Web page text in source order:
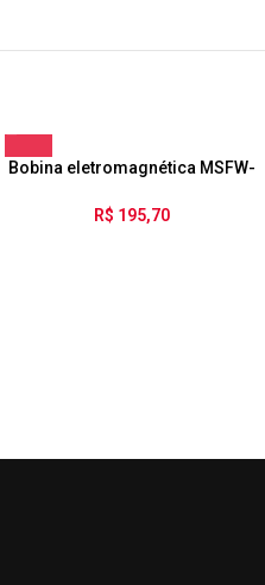
Bobina eletromagnética MSFW-
R$ 195,70